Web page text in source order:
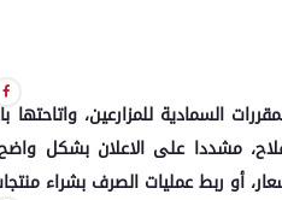
السمادية للمزارعين، واتاحتها
مشددا على الاعلان بشكل
أو ربط عمليات الصرف بشراء